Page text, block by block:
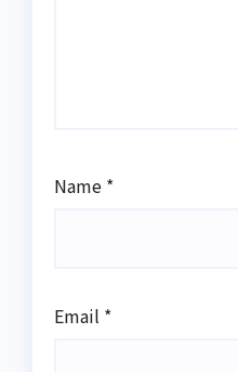
Name *
Email *